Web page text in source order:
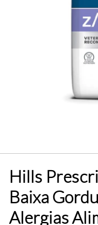
Hills
Baixa
Alergias